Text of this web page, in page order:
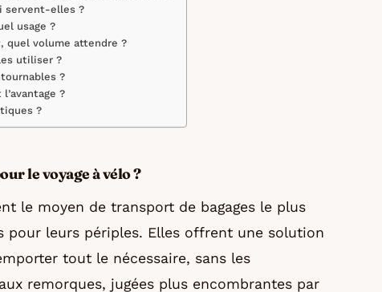
servent-elles ?
usage ?
quel volume attendre ?
utiliser ?
?
?
?
le voyage à vélo ?
le moyen de transport de bagages le plus
pour leurs périples. Elles offrent une solution
tout le nécessaire, sans les
remorques, jugées plus encombrantes par